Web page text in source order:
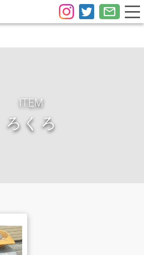
ITEM
ろくろ